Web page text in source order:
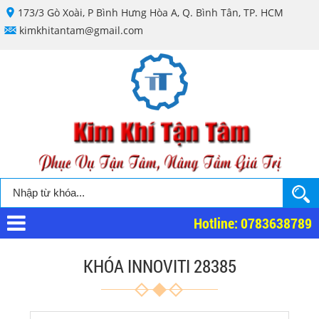
173/3 Gò Xoài, P Bình Hưng Hòa A, Q. Bình Tân, TP. HCM
kimkhitantam@gmail.com
Hotline: 0783638789
KHÓA INNOVITI 28385